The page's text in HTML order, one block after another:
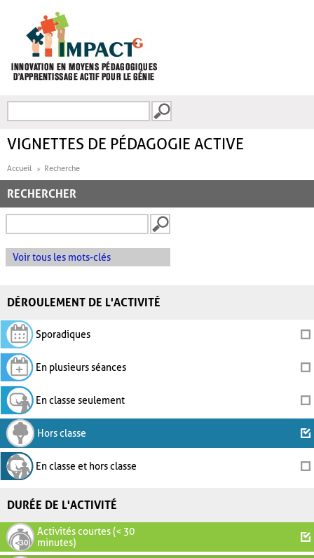
FORMULAIRE DE
VIGNETTES DE PÉDAGOGIE ACTIVE
Accueil Recherche
RECHERCHER
Voir tous les mots-clés
DÉROULEMENT DE L'ACTIVITÉ
Sporadiques
En plusieurs séances
En classe seulement
Hors classe
En classe et hors classe
DURÉE DE L'ACTIVITÉ
Activités courtes (< 30
minutes)